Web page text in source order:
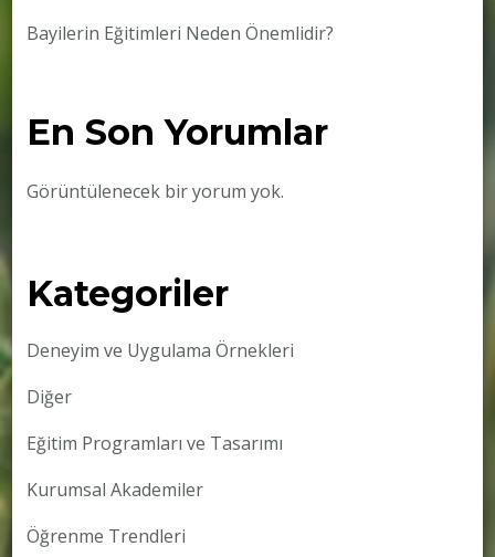
Bayilerin Eğitimleri Neden Önemlidir?
En Son Yorumlar
Görüntülenecek bir yorum yok.
Kategoriler
Deneyim ve Uygulama Örnekleri
Diğer
Eğitim Programları ve Tasarımı
Kurumsal Akademiler
Öğrenme Trendleri